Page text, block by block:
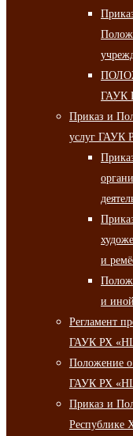
ГАУК
Приказ и
услуг ГАУК
и
и
Регламент
ГАУК РХ
Положение о
ГАУК РХ
Приказ и
Республике